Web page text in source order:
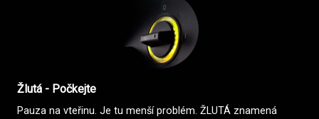
Žlutá - Počkejte
Pauza na vteřinu. Je tu menší problém. ŽLUTÁ znamená